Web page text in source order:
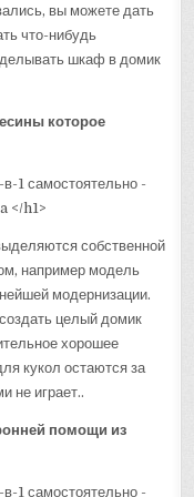
вы можете дать
что-нибудь
шкаф в домик
которое
собственной
например модель
модернизации.
целый домик
хорошее
кукол остаются за
не играет..
помощи из